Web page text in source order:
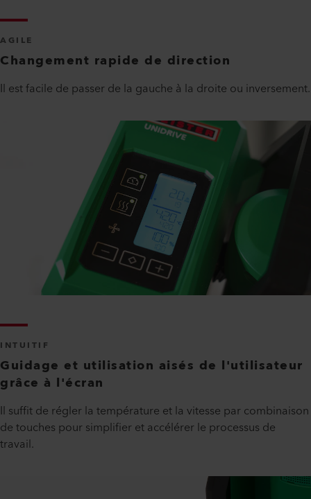
AGILE
Changement rapide de direction
Il est facile de passer de la gauche à la droite ou inversement.
INTUITIF
Guidage et utilisation aisés de l'utilisateur
grâce à l'écran
Il suffit de régler la température et la vitesse par combinaison
de touches pour simplifier et accélérer le processus de
travail.